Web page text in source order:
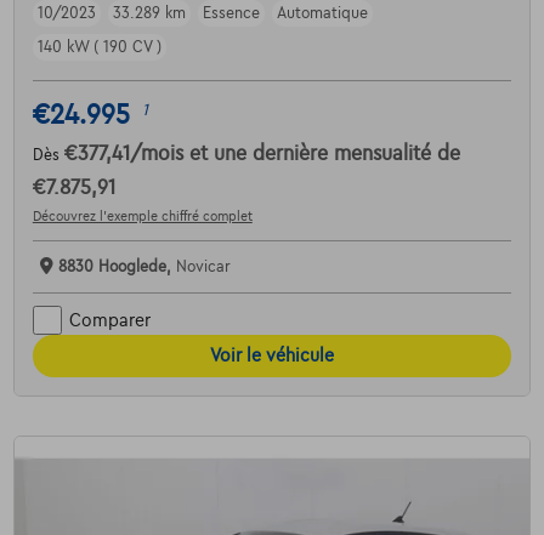
10/2023
33.289 km Essence
Automatique
140 kW ( 190 CV )
€24.995 1
Dès €377,41 /mois et une dernière mensualité de
€7.875,91
Découvrez l’exemple chiffré complet
8830 Hooglede, Novicar
Comparer
Voir le véhicule